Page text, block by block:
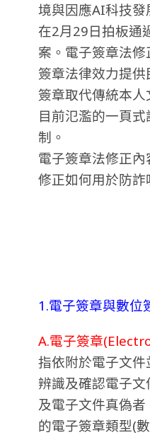
境與因應AI科技
在2月29日拍板通
案。電子簽章法
簽章法律效力提
簽章取代傳統本
目前氾濫的一頁
制。
電子簽章法修正
修正如何用於防詐
1.電子簽章與數位
A.電子簽章
指依附於電子文
辨識及確認電子
及電子文件真偽
的電子簽章類型(